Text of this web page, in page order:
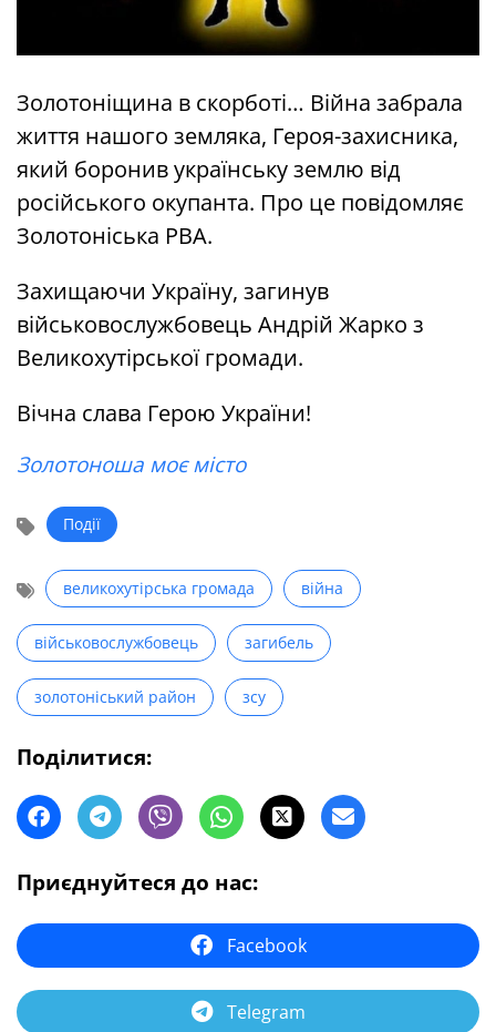
Золотоніщина в скорботі… Війна забрала
життя нашого земляка, Героя-захисника,
який боронив українську землю від
російського окупанта. Про це повідомляє
Золотоніська РВА.
Захищаючи Україну, загинув
військовослужбовець Андрій Жарко з
Великохутірської громади.
Вічна слава Герою України!
Золотоноша моє місто
Події
великохутірська громада війна
військовослужбовець загибель
золотоніський район зсу
Поділитися:
Приєднуйтеся до нас:
Facebook
Telegram